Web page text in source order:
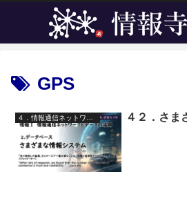
GPS
４．情報通信ネットワークとデータの活用 ４２．さま